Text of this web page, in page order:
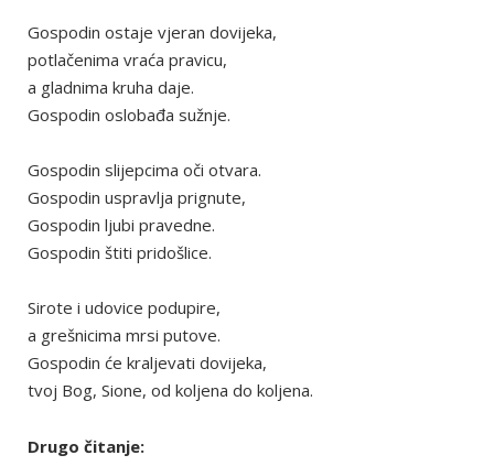
Gospodin ostaje vjeran dovijeka,
potlačenima vraća pravicu,
a gladnima kruha daje.
Gospodin oslobađa sužnje.
Gospodin slijepcima oči otvara.
Gospodin uspravlja prignute,
Gospodin ljubi pravedne.
Gospodin štiti pridošlice.
Sirote i udovice podupire,
a grešnicima mrsi putove.
Gospodin će kraljevati dovijeka,
tvoj Bog, Sione, od koljena do koljena.
Drugo čitanje: